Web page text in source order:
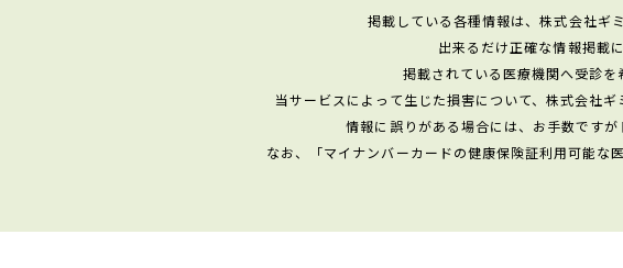
掲載している各種情報は、株式会社ギ
出来るだけ正確な情報掲載
掲載されている医療機関へ受診を
当サービスによって生じた損害について、株式会社
情報に誤りがある場合には、お手数です
なお、「マイナンバーカードの健康保険証利用可能な